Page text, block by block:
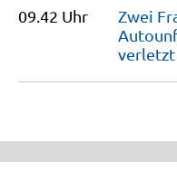
09.42 Uhr
Zwei
verletzt